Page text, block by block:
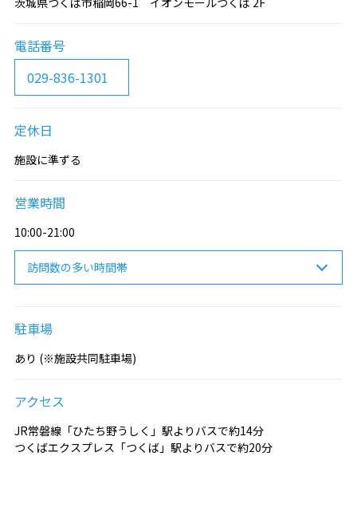
電話番号
029-836-1301
定休日
施設に準ずる
営業時間
10:00-21:00
訪問数の多い時間帯
駐車場
あり (※施設共同駐車場)
アクセス
JR常磐線「ひたち野うしく」駅よりバスで約14分
つくばエクスプレス「つくば」駅よりバスで約20分